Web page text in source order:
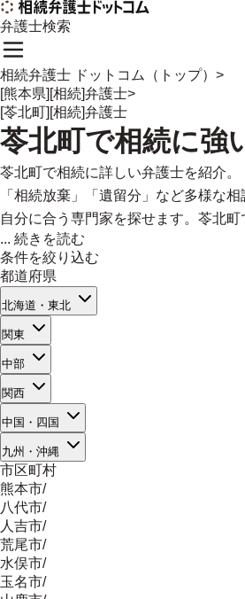
弁護士検索
相続弁護士 ドットコム（トップ） >
[熊本県][相続]弁護士>
[苓北町][相続]弁護士
苓北町で相続に強
苓北町で相続に詳しい弁護士を紹介
「相続放棄」「遺留分」など多様な
自分に合う専門家を探せます。苓北
... 続きを読む
条件を絞り込む
都道府県
北海道・東北
関東
中部
関西
中国・四国
九州・沖縄
市区町村
熊本市/
八代市/
人吉市/
荒尾市/
水俣市/
玉名市/